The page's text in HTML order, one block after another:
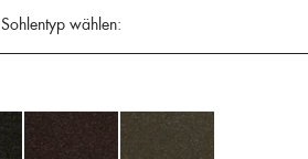
Sohlentyp wählen: